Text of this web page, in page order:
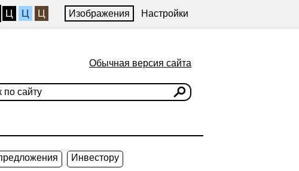
Ц Ц Ц Изображения Настройки
Обычная версия сайта
Инвестору